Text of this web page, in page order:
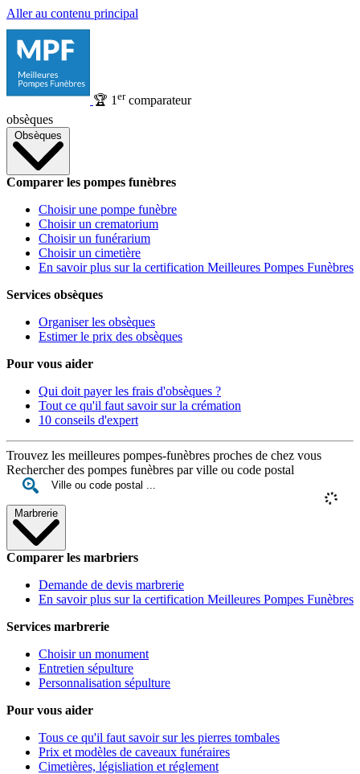
Aller au contenu principal
🏆 1 ercomparateur
obsèques
Obsèques
Comparer les pompes funèbres
Choisir une pompe funèbre
Choisir un crematorium
Choisir un funérarium
Choisir un cimetière
En savoir plus sur la certification Meilleures Pompes Funèbres
Services obsèques
Organiser les obsèques
Estimer le prix des obsèques
Pour vous aider
Qui doit payer les frais d'obsèques ?
Tout ce qu'il faut savoir sur la crémation
10 conseils d'expert
Trouvez les meilleures pompes-funèbres proches de chez vous
Rechercher des pompes funèbres par ville ou code postal
Marbrerie
Comparer les marbriers
Demande de devis marbrerie
En savoir plus sur la certification Meilleures Pompes Funèbres
Services marbrerie
Choisir un monument
Entretien sépulture
Personnalisation sépulture
Pour vous aider
Tous ce qu'il faut savoir sur les pierres tombales
Prix et modèles de caveaux funéraires
Cimetières, législiation et réglement